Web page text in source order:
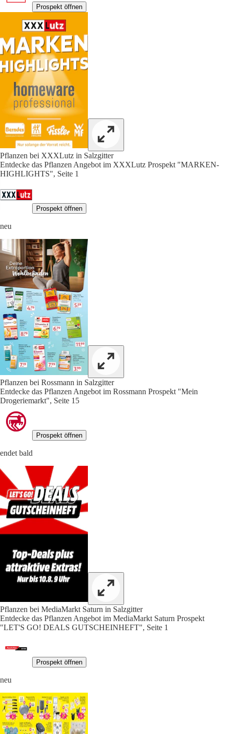
Prospekt öffnen
Pflanzen bei XXXLutz in Salzgitter
Entdecke das Pflanzen Angebot im XXXLutz Prospekt "MARKEN-
HIGHLIGHTS", Seite 1
Prospekt öffnen
neu
Pflanzen bei Rossmann in Salzgitter
Entdecke das Pflanzen Angebot im Rossmann Prospekt "Mein
Drogeriemarkt", Seite 15
Prospekt öffnen
endet bald
Pflanzen bei MediaMarkt Saturn in Salzgitter
Entdecke das Pflanzen Angebot im MediaMarkt Saturn Prospekt
"LET'S GO! DEALS GUTSCHEINHEFT", Seite 1
Prospekt öffnen
neu